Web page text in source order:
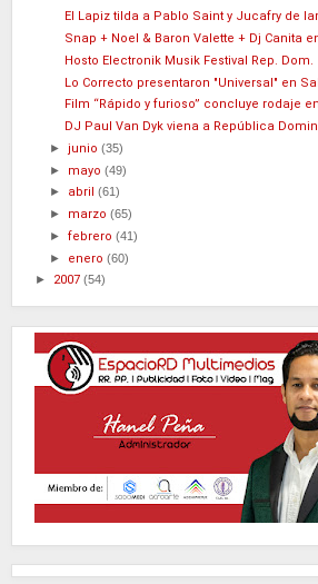
El Lapiz tilda a Pablo Saint y Jucafry de
Snap + Noel & Baron Valette + Dj Canita
Hosto Electronik Musik Festival Rep. Dom.
Lo Correcto presentaron "Universal" en
Film “Rápido y furioso” concluye rodaje
DJ Paul Van Dyk viena a República
►junio(35)
► mayo(49)
► abril(61)
► marzo(65)
►febrero(41)
► enero(60)
► 2007 (54)